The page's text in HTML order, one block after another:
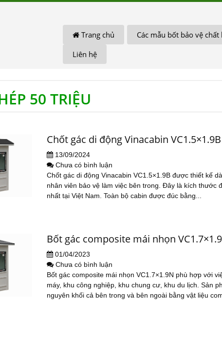
Trang chủ Các mẫu bốt bảo vệ
Liên hệ
50 TRIỆU
Chốt gác di động Vinacabin VC1.5×1.9B
13/09/2024
Chưa có bình luận
Chốt gác di động Vinacabin VC1.5×1.9B được thiết kế
nhân viên bảo vệ làm việc bên trong. Đây là kích thước
nhất tại Việt Nam. Toàn bộ cabin được đúc bằng...
Bốt gác composite mái nhọn
01/04/2023
Chưa có bình luận
Bốt gác composite mái nhọn VC1.7×1.9N phù hợp với
máy, khu công nghiệp, khu chung cư, khu du lịch. Sản
nguyên khối cả bên trong và bên ngoài bằng vật liệu